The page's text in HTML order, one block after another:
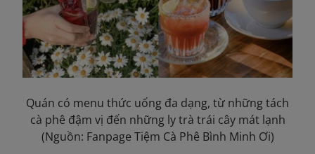
Quán có menu thức uống đa dạng, từ những tách
cà phê đậm vị đến những ly trà trái cây mát lạnh
(Nguồn: Fanpage Tiệm Cà Phê Bình Minh Ơi)